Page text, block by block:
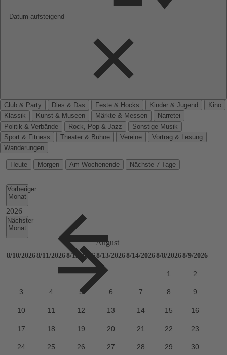
Datum aufsteigend
Club & Party Dies & Das Feste & Hocks Kinder & Jugend
Kino
Klassik
Kunst & Museen Märkte & Messen
Narretei
Politik & Verbände
Rock, Pop & Jazz
Sonstige Musik
Sport & Fitness
Theater & Bühne Vereine
Vortrag & Lesung
Wanderungen
Heute Morgen Am Wochenende Nächste 7 Tage
Vorheriger
Monat
Nächster
Monat